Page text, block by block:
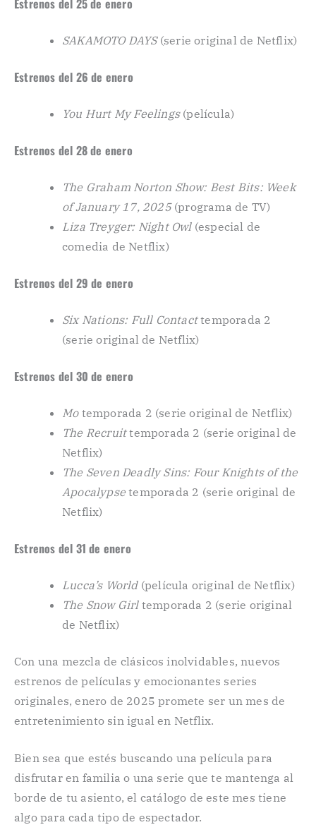
SAKAMOTO DAYS(serie original de Netflix)
Estrenos del 26 de enero
You Hurt My Feelings(película)
Estrenos del 28 de enero
The Graham Norton Show: Best Bits: Week
of January 17, 2025(programa de TV)
Liza Treyger: Night Owl(especial de
comedia de Netflix)
Estrenos del 29 de enero
Six Nations: Full Contacttemporada 2
(serie original de Netflix)
Estrenos del 30 de enero
Motemporada 2 (serie original de Netflix)
The Recruittemporada 2 (serie original de
Netflix)
The Seven Deadly Sins: Four Knights of the
Apocalypse temporada 2 (serie original de
Netflix)
Estrenos del 31 de enero
Lucca’s World(película original de Netflix)
The Snow Girltemporada 2 (serie original
de Netflix)
Con una mezcla de clásicos inolvidables, nuevos
estrenos de películas y emocionantes series
originales, enero de 2025 promete ser un mes de
entretenimiento sin igual en Netflix.
Bien sea que estés buscando una película para
disfrutar en familia o una serie que te mantenga al
borde de tu asiento, el catálogo de este mes tiene
algo para cada tipo de espectador.